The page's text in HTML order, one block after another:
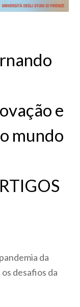
e
mundo
da
desafios da